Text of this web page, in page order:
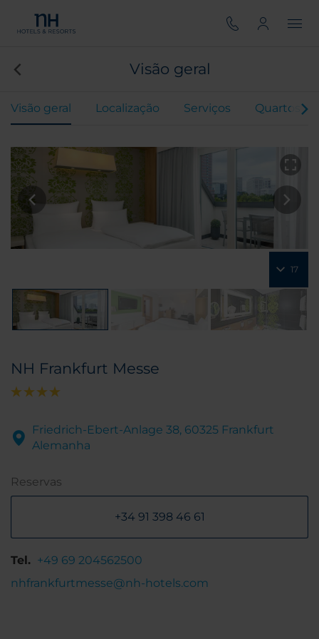
Visão geral
Visão geral Localização Serviços Quartos
17
NH Frankfurt Messe
Friedrich-Ebert-Anlage 38, 60325 Frankfurt
Alemanha
Reservas
+34 91 398 46 61
Tel. +49 69 204562500
nhfrankfurtmesse@nh-hotels.com